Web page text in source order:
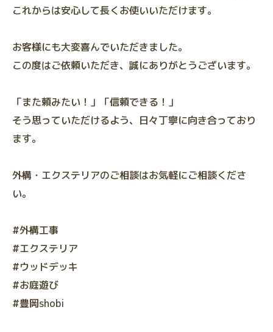
これからは安心して長くお使いいただけます。
お客様にも大変喜んでいただきました。
この度はご依頼いただき、誠にありがとうございます。
「また頼みたい！」「信頼できる！」
そう思っていただけるよう、日々丁寧に向き合っており
ます。
外構・エクステリアのご相談はお気軽にご相談くださ
い。
#外構工事
#エクステリア
#ウッドデッキ
#お庭遊び
#豊岡shobi